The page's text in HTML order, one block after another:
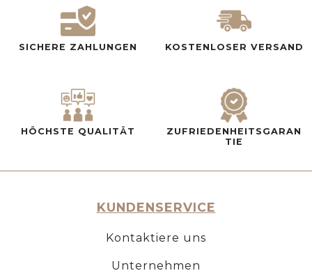
SICHERE ZAHLUNGEN KOSTENLOSER VERSAND
HÖCHSTE QUALITÄT
ZUFRIEDENHEITSGARAN
TIE
KUNDENSERVICE
Kontaktiere uns
Unternehmen